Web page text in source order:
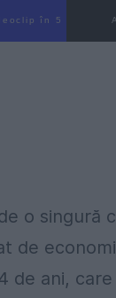
în 4
o singură
de
de ani,